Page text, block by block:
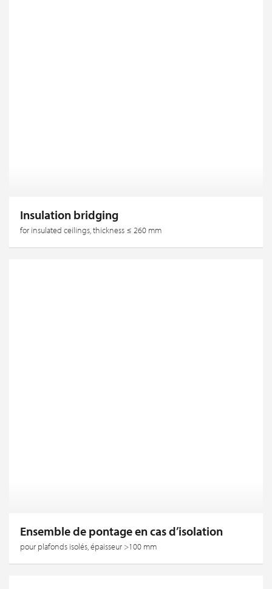
Insulation bridging
for insulated ceilings, thickness ≤ 260 mm
Ensemble de pontage en cas d’isolation
pour plafonds isolés, épaisseur >100 mm